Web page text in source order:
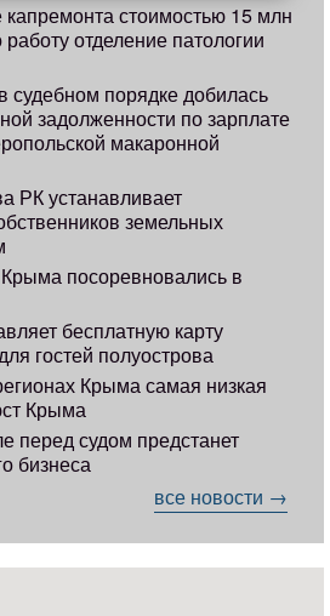
стоимостью 15 млн
отделение патологии
судебном порядке добилась
задолженности по зарплате
макаронной
РК устанавливает
земельных
посоревновались в
бесплатную карту
гостей полуострова
Крыма самая низкая
Крыма
перед судом предстанет
бизнеса
все новости →